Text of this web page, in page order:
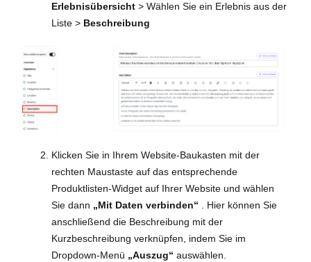
Erlebnisübersicht > Wählen Sie ein Erlebnis aus der
Liste > Beschreibung
Klicken Sie in Ihrem Website-Baukasten mit der
rechten Maustaste auf das entsprechende
Produktlisten-Widget auf Ihrer Website und wählen
Sie dann „Mit Daten verbinden“ . Hier können Sie
anschließend die Beschreibung mit der
Kurzbeschreibung verknüpfen, indem Sie im
Dropdown-Menü „Auszug“ auswählen.